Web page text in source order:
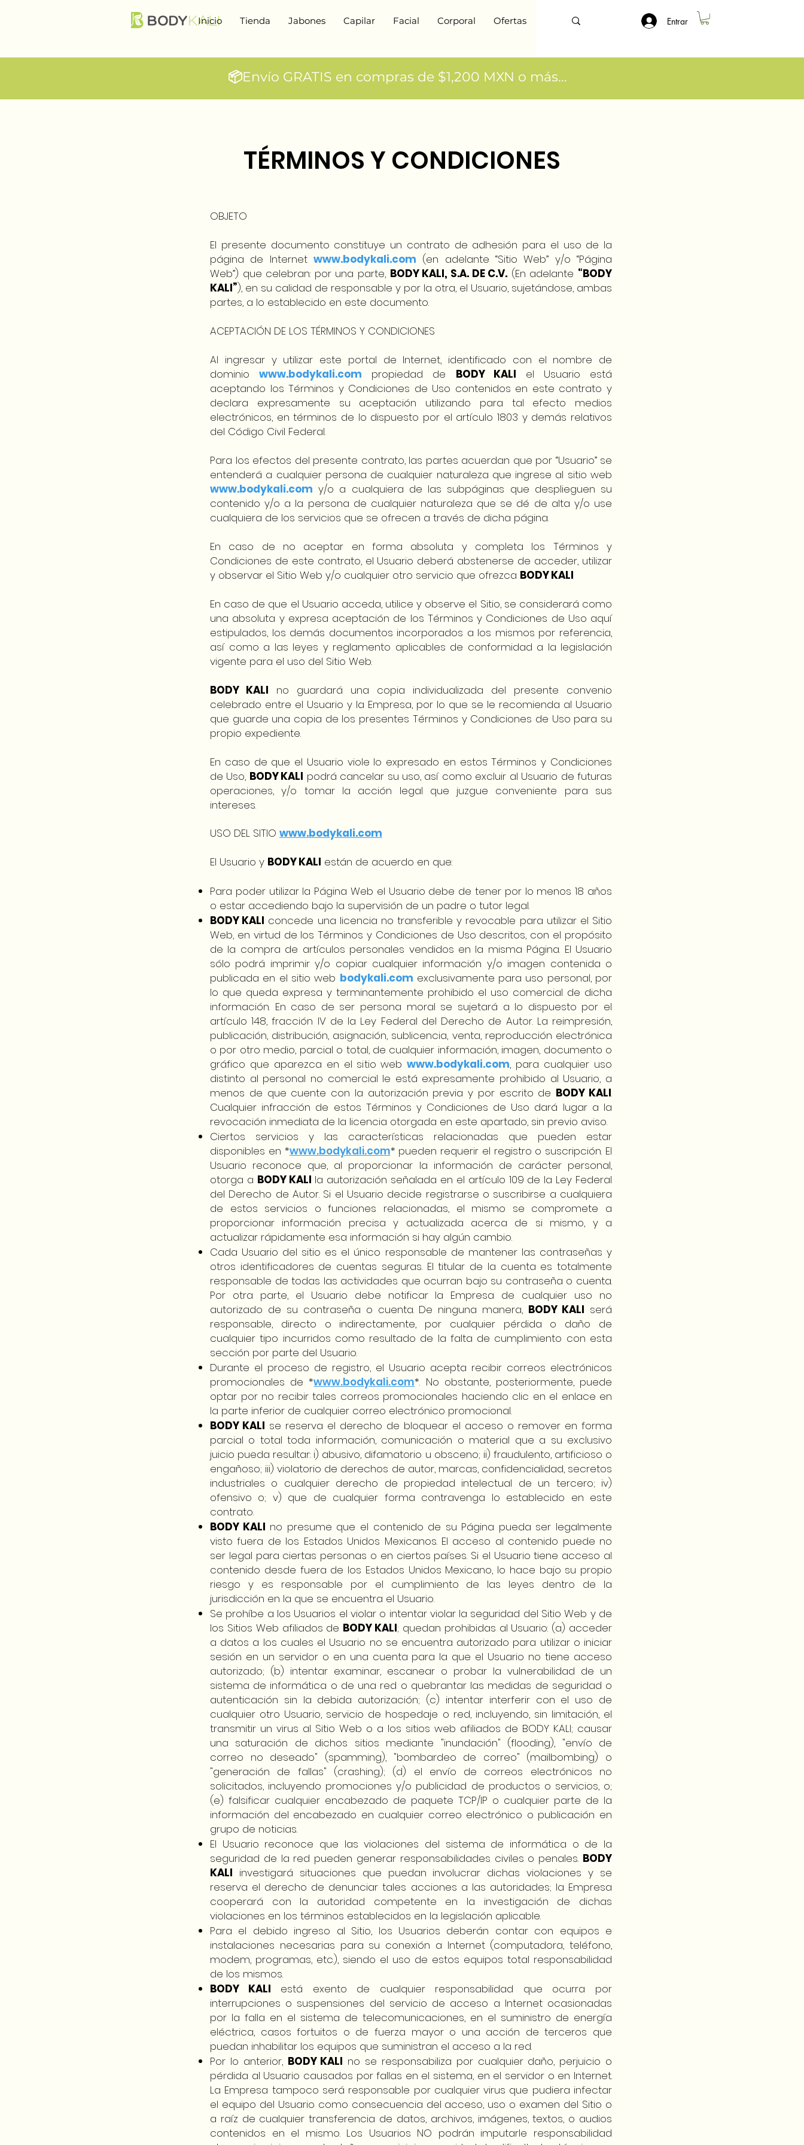
Inicio Tienda Jabones Capilar Facial Corporal Ofertas Entrar
📦Envío GRATIS en compras de $1,200 MXN o más...
TÉRMINOS Y CONDICIONES
OBJETO
El presente documento constituye un contrato de adhesión para el uso de la
página de Internet www.bodykali.com (en adelante “Sitio Web” y/o “Página
Web”) que celebran: por una parte, BODY KALI, S.A. DE C.V. (En adelante “BODY
KALI”), en su calidad de responsable y por la otra, el Usuario, sujetándose, ambas
partes, a lo establecido en este documento.
ACEPTACIÓN DE LOS TÉRMINOS Y CONDICIONES
Al ingresar y utilizar este portal de Internet, identificado con el nombre de
dominiowww.bodykali.com propiedad de BODY KALI el Usuario está
aceptando los Términos y Condiciones de Uso contenidos en este contrato y
declara expresamente su aceptación utilizando para tal efecto medios
electrónicos, en términos de lo dispuesto por el artículo 1803 y demás relativos
del Código Civil Federal.
Para los efectos del presente contrato, las partes acuerdan que por “Usuario” se
entenderá a cualquier persona de cualquier naturaleza que ingrese al sitio web
www.bodykali.com y/o a cualquiera de las subpáginas que desplieguen su
contenido y/o a la persona de cualquier naturaleza que se dé de alta y/o use
cualquiera de los servicios que se ofrecen a través de dicha página.
En caso de no aceptar en forma absoluta y completa los Términos y
Condiciones de este contrato, el Usuario deberá abstenerse de acceder, utilizar
y observar el Sitio Web y/o cualquier otro servicio que ofrezca BODY KALI
En caso de que el Usuario acceda, utilice y observe el Sitio, se considerará como
una absoluta y expresa aceptación de los Términos y Condiciones de Uso aquí
estipulados, los demás documentos incorporados a los mismos por referencia,
así como a las leyes y reglamento aplicables de conformidad a la legislación
vigente para el uso del Sitio Web.
BODY KALI no guardará una copia individualizada del presente convenio
celebrado entre el Usuario y la Empresa, por lo que se le recomienda al Usuario
que guarde una copia de los presentes Términos y Condiciones de Uso para su
propio expediente.
En caso de que el Usuario viole lo expresado en estos Términos y Condiciones
de Uso, BODY KALI podrá cancelar su uso, así como excluir al Usuario de futuras
operaciones, y/o tomar la acción legal que juzgue conveniente para sus
intereses.
USO DEL SITIO www.bodykali.com
El Usuario y BODY KALI están de acuerdo en que:
Para poder utilizar la Página Web el Usuario debe de tener por lo menos 18 años
o estar accediendo bajo la supervisión de un padre o tutor legal.
BODY KALI concede una licencia no transferible y revocable para utilizar el Sitio
Web, en virtud de los Términos y Condiciones de Uso descritos, con el propósito
de la compra de artículos personales vendidos en la misma Página. El Usuario
sólo podrá imprimir y/o copiar cualquier información y/o imagen contenida o
publicada en el sitio web bodykali.com exclusivamente para uso personal, por
lo que queda expresa y terminantemente prohibido el uso comercial de dicha
información. En caso de ser persona moral se sujetará a lo dispuesto por el
artículo 148, fracción IV de la Ley Federal del Derecho de Autor. La reimpresión,
publicación, distribución, asignación, sublicencia, venta, reproducción electrónica
o por otro medio, parcial o total, de cualquier información, imagen, documento o
gráfico que aparezca en el sitio webwww.bodykali.com, para cualquier uso
distinto al personal no comercial le está expresamente prohibido al Usuario, a
menos de que cuente con la autorización previa y por escrito de BODY KALI.
Cualquier infracción de estos Términos y Condiciones de Uso dará lugar a la
revocación inmediata de la licencia otorgada en este apartado, sin previo aviso.
Ciertos servicios y las características relacionadas que pueden estar
disponibles en *www.bodykali.com* pueden requerir el registro o suscripción. El
Usuario reconoce que, al proporcionar la información de carácter personal,
otorga a BODY KALI la autorización señalada en el artículo 109 de la Ley Federal
del Derecho de Autor. Si el Usuario decide registrarse o suscribirse a cualquiera
de estos servicios o funciones relacionadas, el mismo se compromete a
proporcionar información precisa y actualizada acerca de si mismo, y a
actualizar rápidamente esa información si hay algún cambio.
Cada Usuario del sitio es el único responsable de mantener las contraseñas y
otros identificadores de cuentas seguras. El titular de la cuenta es totalmente
responsable de todas las actividades que ocurran bajo su contraseña o cuenta.
Por otra parte, el Usuario debe notificar la Empresa de cualquier uso no
autorizado de su contraseña o cuenta. De ninguna manera, BODY KALI será
responsable, directo o indirectamente, por cualquier pérdida o daño de
cualquier tipo incurridos como resultado de la falta de cumplimiento con esta
sección por parte del Usuario.
Durante el proceso de registro, el Usuario acepta recibir correos electrónicos
promocionales de *www.bodykali.com*. No obstante, posteriormente, puede
optar por no recibir tales correos promocionales haciendo clic en el enlace en
la parte inferior de cualquier correo electrónico promocional.
BODY KALI se reserva el derecho de bloquear el acceso o remover en forma
parcial o total toda información, comunicación o material que a su exclusivo
juicio pueda resultar: i) abusivo, difamatorio u obsceno; ii) fraudulento, artificioso o
engañoso; iii) violatorio de derechos de autor, marcas, confidencialidad, secretos
industriales o cualquier derecho de propiedad intelectual de un tercero; iv)
ofensivo o; v) que de cualquier forma contravenga lo establecido en este
contrato.
BODY KALI no presume que el contenido de su Página pueda ser legalmente
visto fuera de los Estados Unidos Mexicanos. El acceso al contenido puede no
ser legal para ciertas personas o en ciertos países. Si el Usuario tiene acceso al
contenido desde fuera de los Estados Unidos Mexicano, lo hace bajo su propio
riesgo y es responsable por el cumplimiento de las leyes dentro de la
jurisdicción en la que se encuentra el Usuario.
Se prohíbe a los Usuarios el violar o intentar violar la seguridad del Sitio Web y de
los Sitios Web afiliados de BODY KALI; quedan prohibidas al Usuario: (a) acceder
a datos a los cuales el Usuario no se encuentra autorizado para utilizar o iniciar
sesión en un servidor o en una cuenta para la que el Usuario no tiene acceso
autorizado; (b) intentar examinar, escanear o probar la vulnerabilidad de un
sistema de informática o de una red o quebrantar las medidas de seguridad o
autenticación sin la debida autorización; (c) intentar interferir con el uso de
cualquier otro Usuario, servicio de hospedaje o red, incluyendo, sin limitación, el
transmitir un virus al Sitio Web o a los sitios web afiliados de BODY KALI; causar
una saturación de dichos sitios mediante "inundación" (flooding), "envío de
correo no deseado" (spamming), "bombardeo de correo" (mailbombing) o
"generación de fallas" (crashing); (d) el envío de correos electrónicos no
solicitados, incluyendo promociones y/o publicidad de productos o servicios, o;
(e) falsificar cualquier encabezado de paquete TCP/IP o cualquier parte de la
información del encabezado en cualquier correo electrónico o publicación en
grupo de noticias.
El Usuario reconoce que las violaciones del sistema de informática o de la
seguridad de la red pueden generar responsabilidades civiles o penales. BODY
KALI investigará situaciones que puedan involucrar dichas violaciones y se
reserva el derecho de denunciar tales acciones a las autoridades; la Empresa
cooperará con la autoridad competente en la investigación de dichas
violaciones en los términos establecidos en la legislación aplicable.
Para el debido ingreso al Sitio, los Usuarios deberán contar con equipos e
instalaciones necesarias para su conexión a Internet (computadora, teléfono,
modem, programas, etc.), siendo el uso de estos equipos total responsabilidad
de los mismos.
BODY KALI está exento de cualquier responsabilidad que ocurra por
interrupciones o suspensiones del servicio de acceso a Internet ocasionadas
por la falla en el sistema de telecomunicaciones, en el suministro de energía
eléctrica, casos fortuitos o de fuerza mayor o una acción de terceros que
puedan inhabilitar los equipos que suministran el acceso a la red.
Por lo anterior, BODY KALI no se responsabiliza por cualquier daño, perjuicio o
pérdida al Usuario causados por fallas en el sistema, en el servidor o en Internet.
La Empresa tampoco será responsable por cualquier virus que pudiera infectar
el equipo del Usuario como consecuencia del acceso, uso o examen del Sitio o
a raíz de cualquier transferencia de datos, archivos, imágenes, textos, o audios
contenidos en el mismo. Los Usuarios NO podrán imputarle responsabilidad